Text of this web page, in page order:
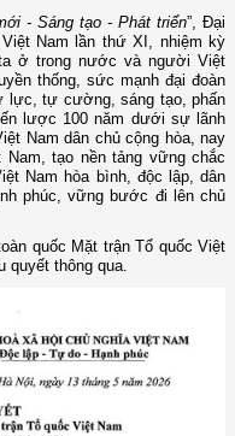
- Sáng tạo - Phát triển”, Đại
Nam lần thứ XI, nhiệm kỳ
ở trong nước và người Việt
thống, sức mạnh đại đoàn
lực, tự cường, sáng tạo, phấn
lược 100 năm dưới sự lãnh
Nam dân chủ cộng hòa, nay
tạo nền tảng vững chắc
Nam hòa bình, độc lập, dân
phúc, vững bước đi lên chủ
quốc Mặt trận Tổ quốc Việt
quyết thông qua.